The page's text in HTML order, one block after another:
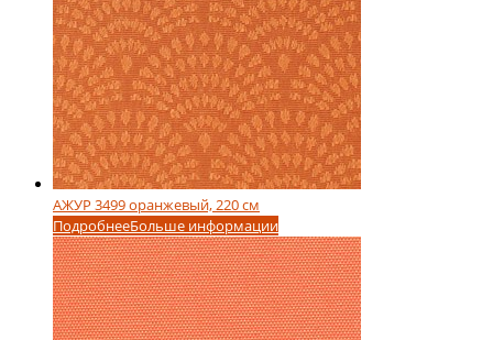
АЖУР 3499 оранжевый, 220 см
ПодробнееБольше информации